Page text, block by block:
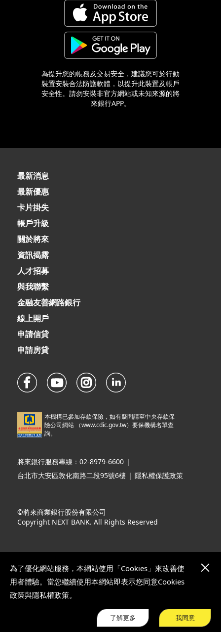
為了優化網站服務，本網站使用「Cookies」來改善使
用者體驗。當您繼續使用本網站即表示您同意Cookies
政策與隱私權政策。
了解更多 我同意
為提升您的帳務及交易安全，建議您可於行動
裝置安裝合法防護軟體，以提升此裝置及帳戶
安全性。請勿安裝非官方網站或未知來源的將
來銀行APP。
最新消息
最新優惠
卡片掛失
帳戶升級
關於將來
資訊揭露
人才招募
與我聯繫
金融友善網路銀行
線上開戶
申請信貸
申請房貸
本機構已參加存款保險，如有疑問請至中央存款保
險公司網站 （www.cdic.gov.tw）要保機構名單查
詢。
將來銀行服務專線：02-8979-6600 |
台北市大安區敦化南路二段95號6樓 | 隱私權保護政策
©將來商業銀行股份有限公司
Copyright NEXT BANK. All Rights Reserved